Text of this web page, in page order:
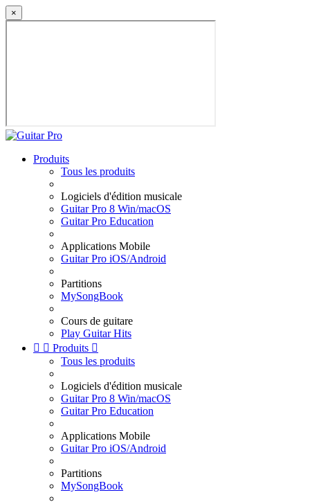
×
Produits
Tous les produits
Logiciels d'édition musicale
Guitar Pro 8 Win/macOS
Guitar Pro Education
Applications Mobile
Guitar Pro iOS/Android
Partitions
MySongBook
Cours de guitare
Play Guitar Hits
  Produits 
Tous les produits
Logiciels d'édition musicale
Guitar Pro 8 Win/macOS
Guitar Pro Education
Applications Mobile
Guitar Pro iOS/Android
Partitions
MySongBook